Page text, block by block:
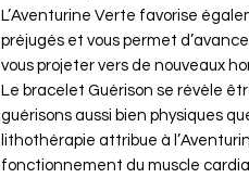
L’Aventurine Verte favorise
préjugés et vous permet
vous projeter vers de nouveaux
Le bracelet Guérison se révèle
guérisons aussi bien physiques
lithothérapie attribue à
fonctionnement du muscle